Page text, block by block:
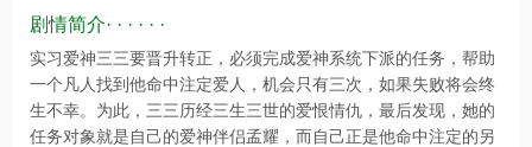
剧情简介· · · · · ·
实习爱神三三要晋升转正，必须完成爱神系统下派的任务，帮助
一个凡人找到他命中注定爱人，机会只有三次，如果失败将会终
生不幸。为此，三三历经三生三世的爱恨情仇，最后发现，她的
任务对象就是自己的爱神伴侣孟耀，而自己正是他命中注定的另